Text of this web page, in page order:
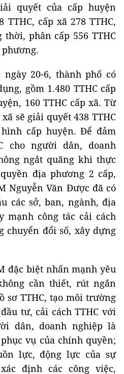
quyết của cấp huyện
cấp xã 278 TTHC,
thời, phân cấp 556 TTHC
20-6, thành phố có
gồm 1.480 TTHC cấp
160 TTHC cấp xã. Từ
sẽ giải quyết 438 TTHC
cấp huyện. Để đảm
cho người dân, doanh
ngắt quãng khi thực
địa phương 2 cấp,
Nguyễn Văn Được đã có
các sở, ban, ngành, địa
mạnh công tác cải cách
chuyển đổi số, xây dựng
đặc biệt nhấn mạnh yêu
cần thiết, rút ngắn
sơ TTHC, tạo môi trường
tư, cải cách TTHC với
dân, doanh nghiệp là
vụ của chính quyền;
lực, động lực của sự
định các công việc,